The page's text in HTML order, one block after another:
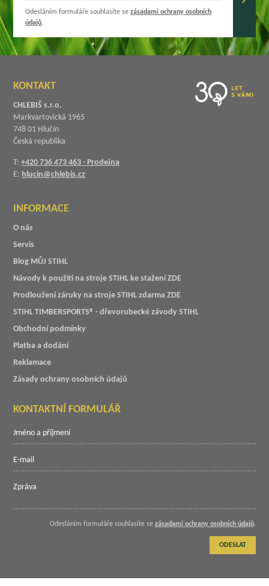
Odesláním formuláře souhlasíte sezásadami ochrany osobních
údajů.
KONTAKT
CHLEBIŠ s.r.o.
Markvartovická 1965
748 01 Hlučín
Česká republika
T:+420 736 473 463 - Prodejna
E: hlucin@chlebis.cz
INFORMACE
O nás
Servis
Blog MŮJ STIHL
Návody k použití na stroje STIHL ke stažení ZDE
Prodloužení záruky na stroje STIHL zdarma ZDE
STIHL TIMBERSPORTS® - dřevorubecké závody STIHL
Obchodní podmínky
Platba a dodání
Reklamace
Zásady ochrany osobních údajů
KONTAKTNÍ FORMULÁŘ
Odesláním formuláře souhlasíte se zásadami ochrany osobních údajů.
ODESLAT